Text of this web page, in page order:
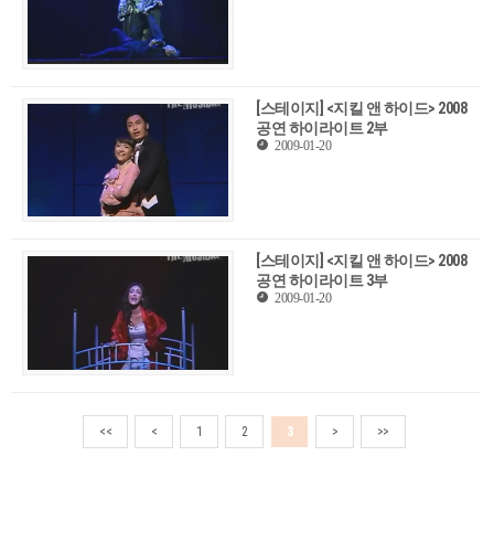
[스테이지] <지킬 앤 하이드> 2008
공연 하이라이트 2부
2009-01-20
[스테이지] <지킬 앤 하이드> 2008
공연 하이라이트 3부
2009-01-20
<< < 1 2 3 > >>